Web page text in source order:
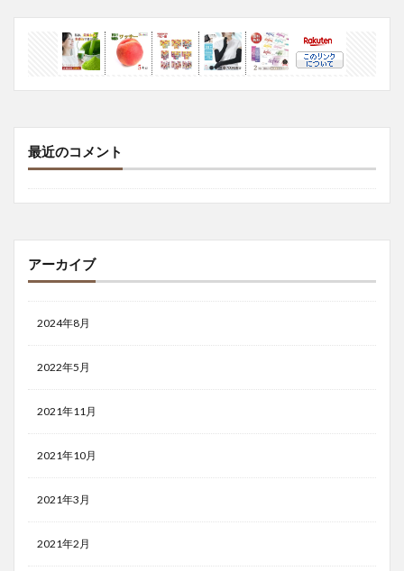
最近のコメント
アーカイブ
2024年8月
2022年5月
2021年11月
2021年10月
2021年3月
2021年2月